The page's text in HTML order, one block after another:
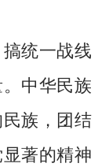
统一战线
中华民族
族，团结
著的精神